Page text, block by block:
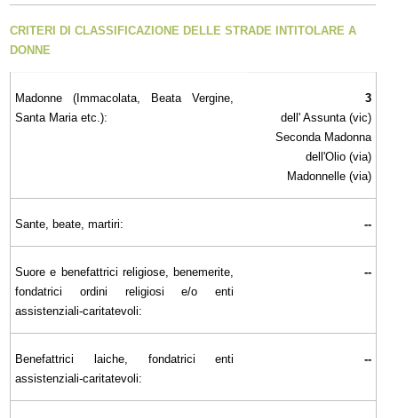
CRITERI DI CLASSIFICAZIONE DELLE STRADE INTITOLARE A
DONNE
Madonne (Immacolata, Beata Vergine,
Santa Maria etc.):
3
dell' Assunta (vic)
Seconda Madonna
dell'Olio (via)
Madonnelle (via)
Sante, beate, martiri: --
Suore e benefattrici religiose, benemerite,
fondatrici ordini religiosi e/o enti
assistenziali-caritatevoli:
--
Benefattrici laiche, fondatrici enti
assistenziali-caritatevoli:
--